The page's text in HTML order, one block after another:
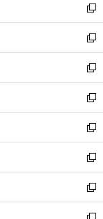
く
新
し
い
ウ
ィ
ン
ド
ウ
で
開
く
新
し
い
ウ
ィ
ン
ド
ウ
で
開
く
新
し
い
ウ
ィ
ン
ド
ウ
で
開
く
新
し
い
ウ
ィ
ン
ド
ウ
新
し
い
ウ
ィ
ン
新
し
い
ウ
新
し